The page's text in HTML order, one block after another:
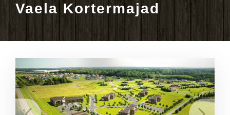
Vaela Kortermajad